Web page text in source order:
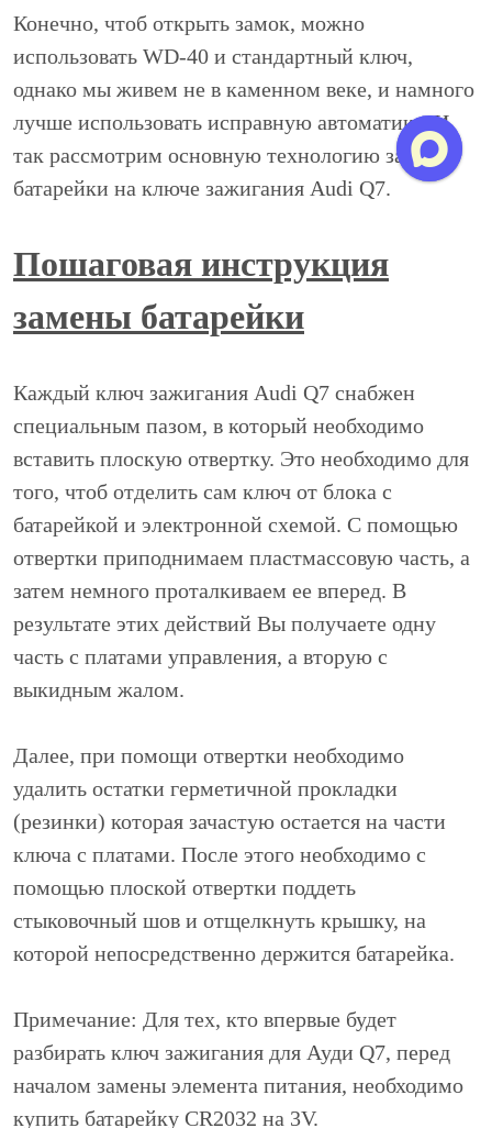
Конечно, чтоб открыть замок, можно
использовать WD-40 и стандартный ключ,
однако мы живем не в каменном веке, и намного
лучше использовать исправную автоматику. И
так рассмотрим основную технологию замены
батарейки на ключе зажигания Audi Q7.
Пошаговая инструкция
замены батарейки
Каждый ключ зажигания Audi Q7 снабжен
специальным пазом, в который необходимо
вставить плоскую отвертку. Это необходимо для
того, чтоб отделить сам ключ от блока с
батарейкой и электронной схемой. С помощью
отвертки приподнимаем пластмассовую часть, а
затем немного проталкиваем ее вперед. В
результате этих действий Вы получаете одну
часть с платами управления, а вторую с
выкидным жалом.
Далее, при помощи отвертки необходимо
удалить остатки герметичной прокладки
(резинки) которая зачастую остается на части
ключа с платами. После этого необходимо с
помощью плоской отвертки поддеть
стыковочный шов и отщелкнуть крышку, на
которой непосредственно держится батарейка.
Примечание: Для тех, кто впервые будет
разбирать ключ зажигания для Ауди Q7, перед
началом замены элемента питания, необходимо
купить батарейку CR2032 на 3V.